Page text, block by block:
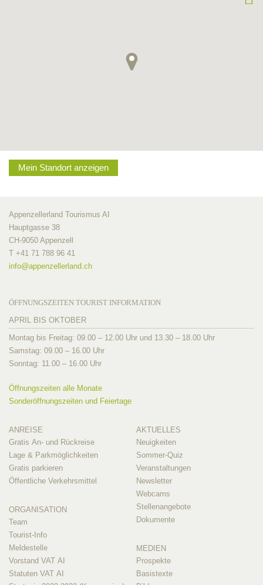
Mein Standort anzeigen
Appenzellerland Tourismus AI
Hauptgasse 38
CH-9050 Appenzell
T +41 71 788 96 41
info@appenzellerland.ch
ÖFFNUNGSZEITEN TOURIST INFORMATION
APRIL BIS OKTOBER
Montag bis Freitag: 09.00 – 12.00 Uhr und 13.30 – 18.00 Uhr
Samstag: 09.00 – 16.00 Uhr
Sonntag: 11.00 – 16.00 Uhr
Öffnungszeiten alle Monate
Sonderöffnungszeiten und Feiertage
ANREISE
Gratis An- und Rückreise
Lage & Parkmöglichkeiten
Gratis parkieren
Öffentliche Verkehrsmittel
ORGANISATION
Team
Tourist-Info
Meldestelle
Vorstand VAT AI
Statuten VAT AI
AKTUELLES
Neuigkeiten
Sommer-Quiz
Veranstaltungen
Newsletter
Webcams
Stellenangebote
Dokumente
MEDIEN
Prospekte
Basistexte